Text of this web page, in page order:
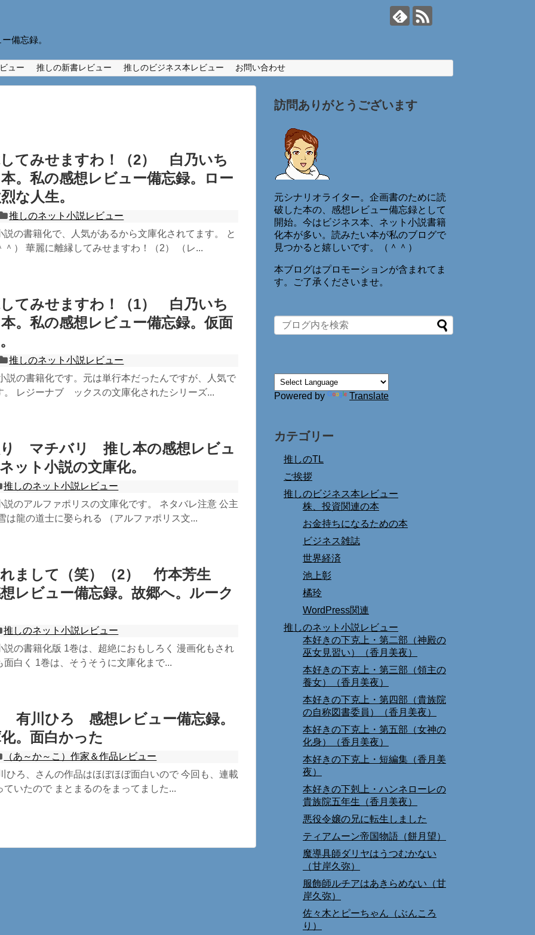
備忘録。
ュー 推しの新書レビュー 推しのビジネス本レビュー お問い合わせ
てみせますわ！（2） 白乃いち
。私の感想レビュー備忘録。ロー
な人生。
推しのネット小説レビュー
説の書籍化で、人気があるから文庫化されてます。 と
＾） 華麗に離縁してみせますわ！（2） （レ...
てみせますわ！（1） 白乃いち
。私の感想レビュー備忘録。仮面
推しのネット小説レビュー
説の書籍化です。元は単行本だったんですが、人気で
。 レジーナブ ックスの文庫化されたシリーズ...
り マチバリ 推し本の感想レビュ
ット小説の文庫化。
推しのネット小説レビュー
説のアルファポリスの文庫化です。 ネタバレ注意 公主
は龍の道士に娶られる （アルファポリス文...
れまして（笑）（2） 竹本芳生
レビュー備忘録。故郷へ。ルーク
推しのネット小説レビュー
説の書籍化版 1巻は、超絶におもしろく 漫画化もされ
面白く 1巻は、そうそうに文庫化まで...
有川ひろ 感想レビュー備忘録。
。面白かった
（あ～か～こ）作家＆作品レビュー
ひろ、さんの作品はほぼほぼ面白いので 今回も、連載
ていたので まとまるのをまってました...
訪問ありがとうございます
元シナリオライター。企画書のために読
破した本の、感想レビュー備忘録として
開始。今はビジネス本、ネット小説書籍
化本が多い。読みたい本が私のブログで
見つかると嬉しいです。（＾＾）
本ブログはプロモーションが含まれてま
す。ご了承くださいませ。
Powered by Translate
カテゴリー
推しのTL
ご挨拶
推しのビジネス本レビュー
株、投資関連の本
お金持ちになるための本
ビジネス雑誌
世界経済
池上彰
橘玲
WordPress関連
推しのネット小説レビュー
本好きの下克上・第二部（神殿の
巫女見習い）（香月美夜）
本好きの下克上・第三部（領主の
養女）（香月美夜）
本好きの下克上・第四部（貴族院
の自称図書委員）（香月美夜）
本好きの下克上・第五部（女神の
化身）（香月美夜）
本好きの下克上・短編集（香月美
夜）
本好きの下剋上・ハンネローレの
貴族院五年生（香月美夜）
悪役令嬢の兄に転生しました
ティアムーン帝国物語（餅月望）
魔導具師ダリヤはうつむかない
（甘岸久弥）
服飾師ルチアはあきらめない（甘
岸久弥）
佐々木とピーちゃん（ぶんころ
り）